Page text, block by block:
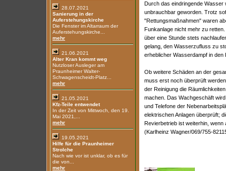
28.07.2021
Sanierung in der
Auferstehungskirche
Die Fenster im Altarraum der
Auferstehungskirche...
mehr
21.06.2021
Alter Kran kommt weg
Nutzloser Ausleger am
Praunheimer Walter-
Schwagenscheidt-Platz...
mehr
21.05.2021
Kfz-Teile entwendet
In der Zeit von Mittwoch, den 19.
Mai 2021,...
mehr
19.05.2021
Hilfe für die Praunheimer
Strolche
Nach wie vor ist unklar, ob es für
die von...
mehr
Durch das eindringende Wasser
unbrauchbar geworden. Trotz
"Rettungsmaßnahmen" waren
Funkanlage nicht mehr zu
über eine Stunde stets
gelang, den Wasserzufluss zu
erheblicher Wasserdampf in den
Ob weitere Schäden an der
muss erst noch überprüft
der Reinigung die
machen. Das Wachgeschäft
und Telefone der
elektrischen Anlagen überprüft;
Revierbetrieb ist weiterhin,
(Karlheinz Wagner/069/755-